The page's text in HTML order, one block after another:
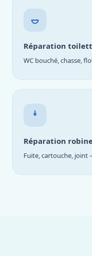
Réparation
WC bouché, chasse,
Réparation
Fuite, cartouche, joint